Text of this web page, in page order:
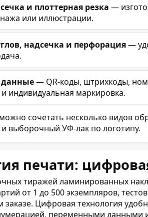
и плоттерная резка —
или иллюстрации.
надсечка и перфорация—
— QR-коды, штрихкоды,
индивидуальная маркировка.
сочетать несколько видов
выборочный УФ-лак по логотипу.
печати:
тиражей ламинированных
от 1 до 500 экземпляров,
заказе. Цифровая технология
переменными данными